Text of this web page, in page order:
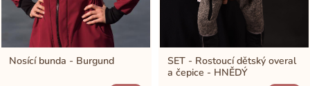
Nosící bunda - Burgund
SET - Rostoucí dětský overal
a čepice - HNĚDÝ